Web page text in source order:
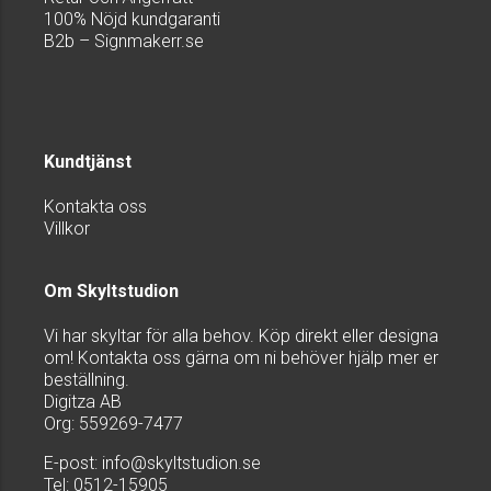
100% Nöjd kundgaranti
B2b – Signmakerr.se
Kundtjänst
Kontakta oss
Villkor
Om Skyltstudion
Vi har skyltar för alla behov. Köp direkt eller designa
om! Kontakta oss gärna om ni behöver hjälp mer er
beställning.
Digitza AB
Org: 559269-7477
E-post: info@skyltstudion.se
Tel: 0512-15905